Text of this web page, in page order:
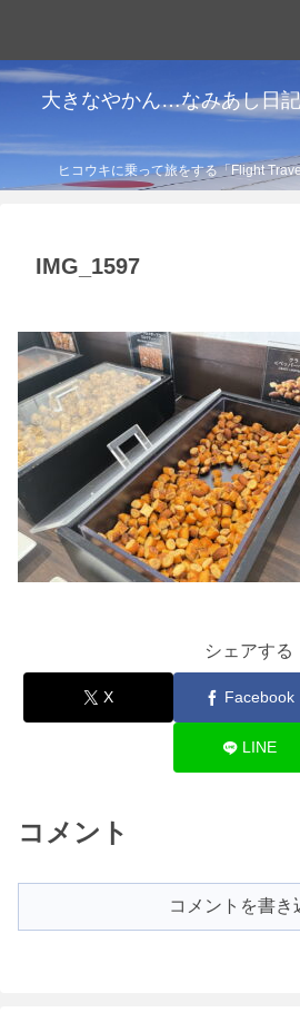
大きなやかん…なみあし日
ヒコウキに乗って旅をする「Flight
IMG_1597
シェアする
X Facebook
LINE
コメント
コメントを書き